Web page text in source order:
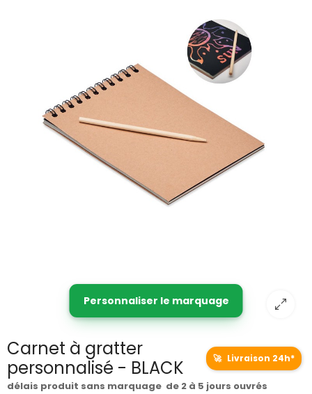
Personnaliser le marquage
Carnet à gratter
personnalisé - BLACK
🚀 Livraison 24h*
délais produit sans marquage de 2 à 5 jours ouvrés